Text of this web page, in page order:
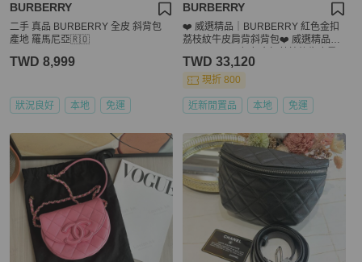
BURBERRY
二手 真品 BURBERRY 全皮 斜背包
產地 羅馬尼亞🇷🇴
TWD 8,999
狀況良好 本地 免運
BURBERRY
❤️ 威選精品｜BURBERRY 紅色金扣
荔枝紋牛皮肩背斜背包❤️ 威選精品｜
背斜背包
TWD 33,120
現折 800
近新閒置品 本地 免運